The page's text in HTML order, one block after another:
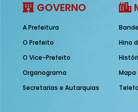
GOVERNO
A Prefeitura
O Prefeito
O Vice-Prefeito
Organograma
Secretarias e Autarquias
Hino
Mapa